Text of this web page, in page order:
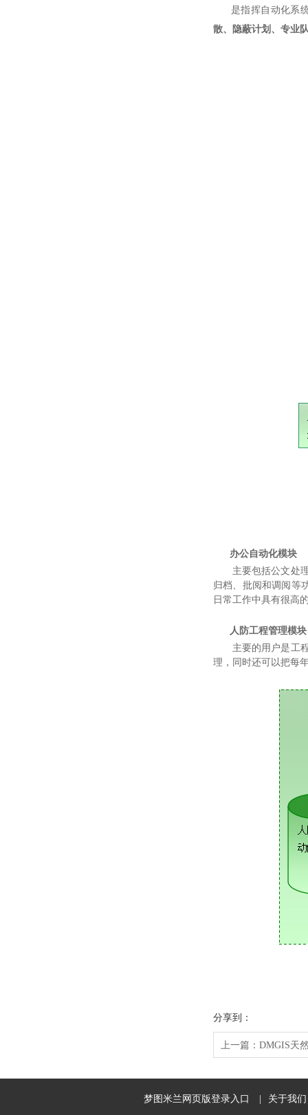
是指挥自动化系统
散、隐蔽计划、专业
办公自动化模块
主要包括公文处
归档、批阅和调阅等
日常工作中具有很高
人防工程管理模块
主要的用户是工
理，同时还可以把每
分享到：
上一篇： DMGIS天
梦图米兰网页版登录入口 关于我们